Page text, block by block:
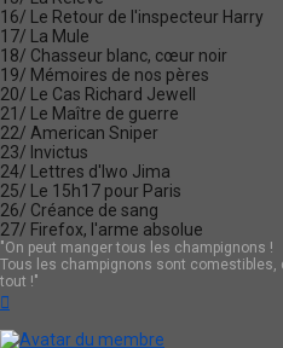
16/ Le Retour de l'inspecteur Harry
17/ La Mule
18/ Chasseur blanc, cœur noir
19/ Mémoires de nos pères
20/ Le Cas Richard Jewell
21/ Le Maître de guerre
22/ American Sniper
23/ Invictus
24/ Lettres d'Iwo Jima
25/ Le 15h17 pour Paris
26/ Créance de sang
27/ Firefox, l'arme absolue
"On peut manger tous les champignons !
Tous les champignons sont
tout !"